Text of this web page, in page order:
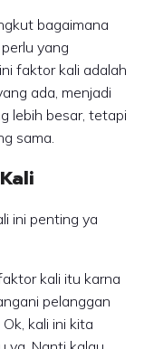
bagaimana
yang
faktor kali adalah
ada, menjadi
lebih besar, tetapi
sama.
ini penting ya
kali itu karna
pelanggan
kali ini kita